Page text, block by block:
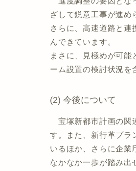
ざして鋭意工事が進め
さらに、高速道路と連
んできています。
まさに、見極めが可
ーム設置の検討状況を
(2) 今後について
宝塚新都市計画の関
す。また、新行革プラ
いるほか、さらに企業
なかなか一歩が踏み出